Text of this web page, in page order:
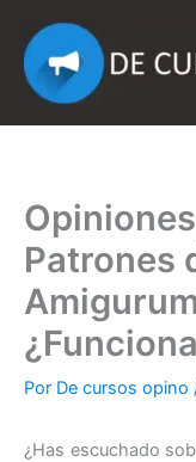
contenido
Patrones
Por De cursos opino
¿Has escuchado